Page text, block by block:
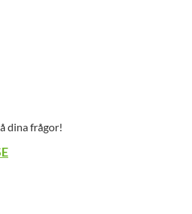
dina frågor!